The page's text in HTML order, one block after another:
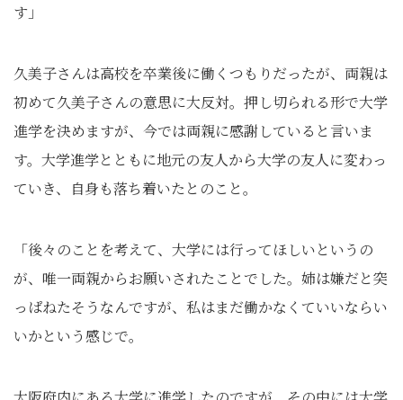
す」
久美子さんは高校を卒業後に働くつもりだったが、両親は
初めて久美子さんの意思に大反対。押し切られる形で大学
進学を決めますが、今では両親に感謝していると言いま
す。大学進学とともに地元の友人から大学の友人に変わっ
ていき、自身も落ち着いたとのこと。
「後々のことを考えて、大学には行ってほしいというの
が、唯一両親からお願いされたことでした。姉は嫌だと突
っぱねたそうなんですが、私はまだ働かなくていいならい
いかという感じで。